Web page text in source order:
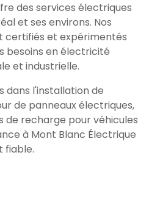
des services électriques
et ses environs. Nos
certifiés et expérimentés
besoins en électricité
et industrielle.
dans l'installation de
de panneaux électriques,
de recharge pour véhicules
à Mont Blanc Électrique
fiable.